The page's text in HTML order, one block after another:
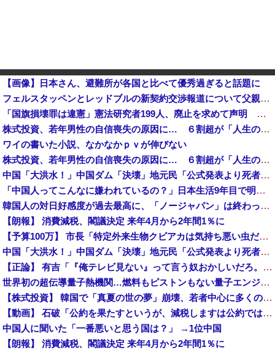
【画像】日本さん、避難所が各国と比べて優秀過ぎると話題に
フェルスタッペンとレッドブルの新契約交渉報道について父親ヨスが否定他
「国旗損壊罪は違憲」憲法研究者199人、廃止を求めて声明 ←なら国旗破損して逮捕されて裁判すれば
株式投資、若年男性の自信喪失の原因に… ６割超が「人生の敗者」自認か
ワイの書いた小説、なかなかｐｖが伸びない
株式投資、若年男性の自信喪失の原因に… ６割超が「人生の敗者」自認か
中国「大洪水！」中国ダム「決壊」地元民「公式発表より死者多い！」中国政府「住民拘束！（安否不明」中国当局「救助隊動画も削除」台風13号「三峡ダム接近中」→
「中国人ってこんなに嫌われているの？」日本生活9年目で明かす本心！
韓国人の対日好感度が過去最高に、「ノージャパン」は終わった？＝ネット「中国より100倍いい」
【朗報】 消費減税、閣議決定 来年4月から2年間1％に
【予算100万】 市長「特定外来生物クビアカは気持ち悪い虫だしそんな需要ないと思う」1匹300円相当の報奨金→初日に42万取られ焦り
中国「大洪水！」中国ダム「決壊」地元民「公式発表より死者多い！」中国政府「住民拘束！（安否不明」中国当局「救助隊動画も削除」台風13号「三峡ダム接近中」→
【正論】 有吉「『俺テレビ見ない』って言う奴おかしいだろ。団子屋で『団子食べない』って言うか？」
世界初の超伝導量子熱機関…燃料もピストンもない量子エンジンが回った！
【株式投資】 韓国で「真夏の世の夢」崩壊、若者中心に多くの人が「人生オワタ」―中国メディア
【動画】 石破「公約を果たすというが、減税しますは公約ではない。検討を加速するというのが公約だ」
中国人に聞いた「一番悪いと思う国は？」 →1位中国
【朗報】 消費減税、閣議決定 来年4月から2年間1％に